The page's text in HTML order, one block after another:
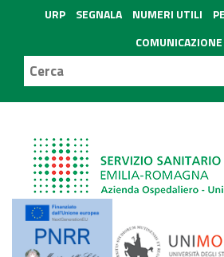
URP SEGNALA NUMERI UTILI
COMUNICAZIONE